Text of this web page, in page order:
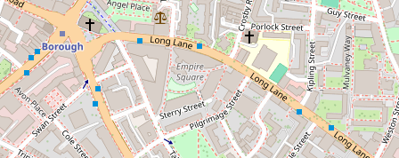
Contact
Dropshop Nederland
Hoofdweg 89
9617AC Harkstede